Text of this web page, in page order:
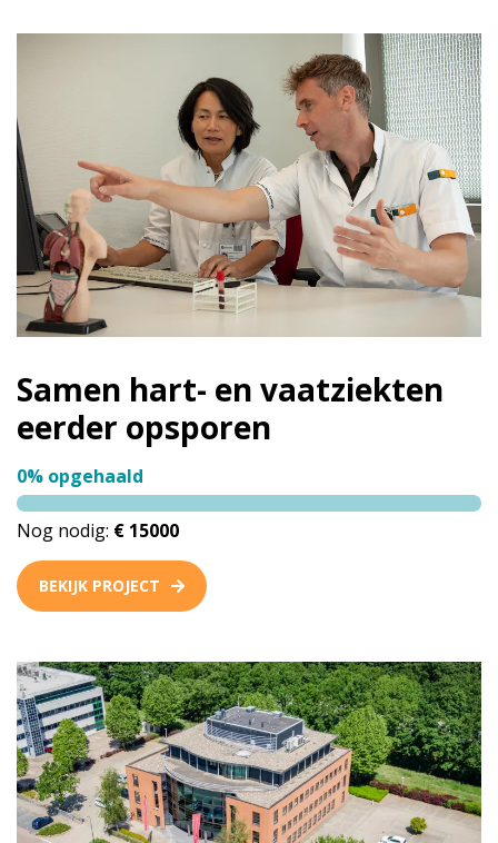
Samen hart- en vaatziekten
eerder opsporen
0% opgehaald
Nog nodig: € 15000
BEKIJK PROJECT